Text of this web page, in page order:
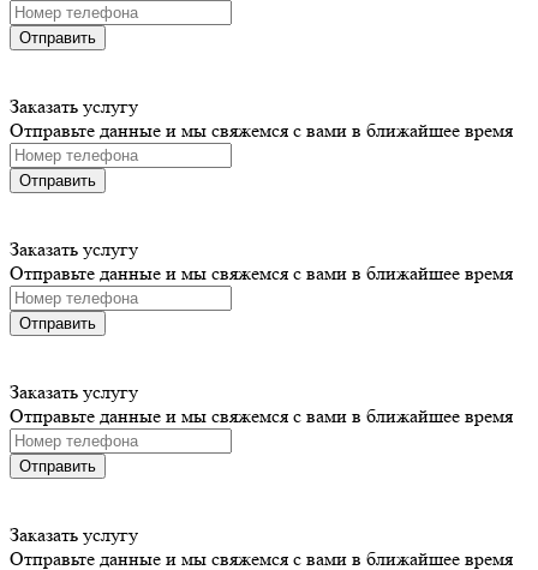
Отправить
Заказать услугу
Отправьте данные и мы свяжемся с вами в ближайшее время
Отправить
Заказать услугу
Отправьте данные и мы свяжемся с вами в ближайшее время
Отправить
Заказать услугу
Отправьте данные и мы свяжемся с вами в ближайшее время
Отправить
Заказать услугу
Отправьте данные и мы свяжемся с вами в ближайшее время